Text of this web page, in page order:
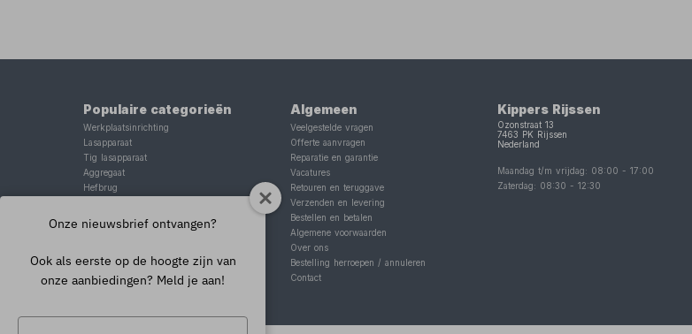
Populaire categorieën
Werkplaatsinrichting
Lasapparaat
Tig lasapparaat
Aggregaat
Hefbrug
Schaarlift
Algemeen
Veelgestelde vragen
Offerte aanvragen
Reparatie en garantie
Vacatures
Retouren en teruggave
Verzenden en levering
Bestellen en betalen
Algemene voorwaarden
Over ons
Bestelling herroepen / annuleren
Contact
Kippers Rijssen
Ozonstraat 13
7463 PK
Rijssen
Nederland
Maandag t/m vrijdag: 08:00 -17:00
Zaterdag: 08:30 -12:30
Onze nieuwsbrief ontvangen?
Ook als eerste op de hoogte zijn van
onze aanbiedingen? Meld je aan!